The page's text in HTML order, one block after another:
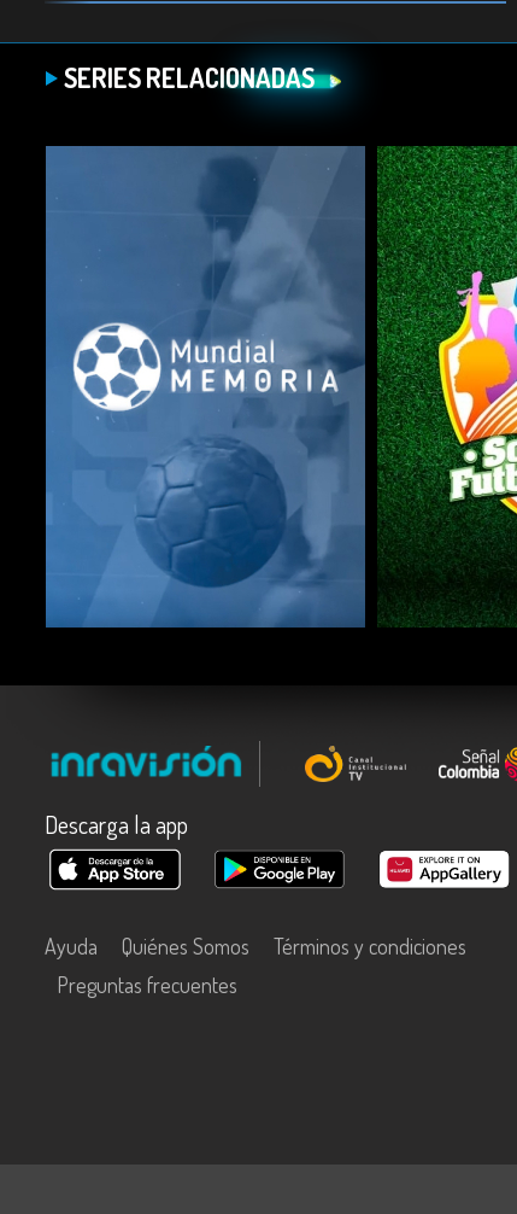
SERIES RELACIONADAS
COMPARTIR COMPARTIR
Descarga la app
Ayuda Quiénes Somos
Términos y condiciones
Preguntas frecuentes